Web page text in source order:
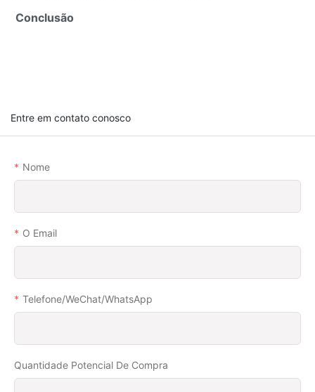
Conclusão
Entre em contato conosco
Nome
O Email
Telefone/WeChat/WhatsApp
Quantidade Potencial De Compra